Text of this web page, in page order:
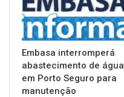
Embasa interromperá
abastecimento de água
em Porto Seguro para
manutenção